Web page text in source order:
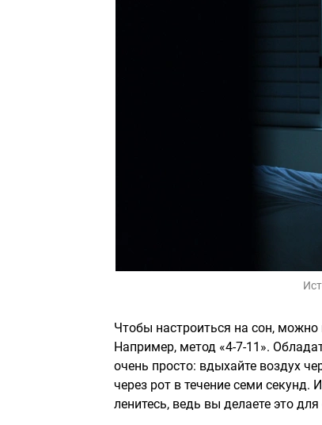
Чтобы настроиться на сон,
Например, метод «4-7-11».
очень просто: вдыхайте воздух
через рот в течение семи
ленитесь, ведь вы делаете это